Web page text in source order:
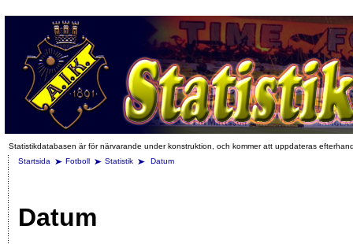
Statistikdatabasen är för närvarande under konstruktion, och kommer att uppdateras
Startsida
Fotboll Statistik Datum
Datum